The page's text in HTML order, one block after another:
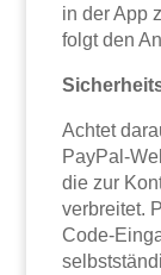
in der App
folgt den
Achtet
PayPal-
die zur
verbreitet.
Code-